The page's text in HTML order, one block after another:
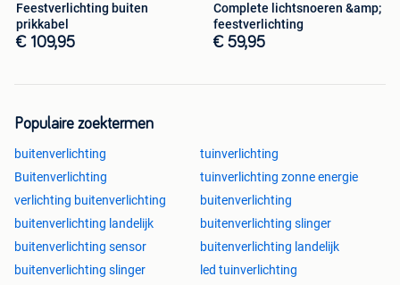
Feestverlichting buiten
prikkabel
€ 109,95
Complete lichtsnoeren &amp;
feestverlichting
€ 59,95
Populaire zoektermen
buitenverlichting
tuinverlichting
Buitenverlichting
tuinverlichting zonne energie
verlichting buitenverlichting
buitenverlichting
buitenverlichting landelijk
buitenverlichting slinger
buitenverlichting sensor
buitenverlichting landelijk
buitenverlichting slinger
led tuinverlichting